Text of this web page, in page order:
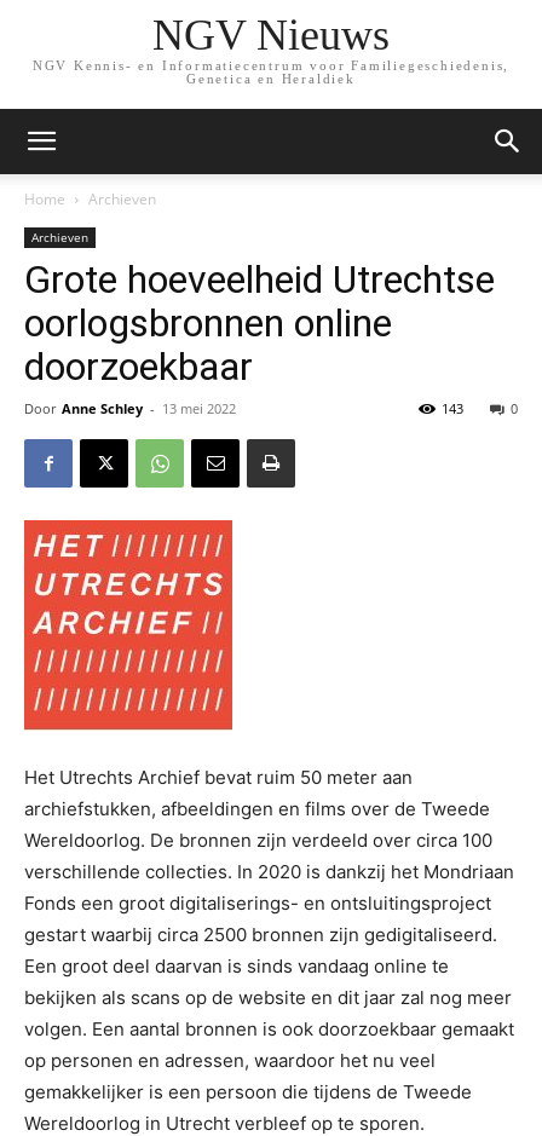
NGV Nieuws
NGV Kennis- en Informatiecentrum voor Familiegeschiedenis,
Genetica en Heraldiek
Home Archieven
Archieven
Grote hoeveelheid Utrechtse
oorlogsbronnen online
doorzoekbaar
Door Anne Schley - 13 mei 2022 0
143
Het Utrechts Archief bevat ruim 50 meter aan
archiefstukken, afbeeldingen en films over de Tweede
Wereldoorlog. De bronnen zijn verdeeld over circa 100
verschillende collecties. In 2020 is dankzij het Mondriaan
Fonds een groot digitaliserings- en ontsluitingsproject
gestart waarbij circa 2500 bronnen zijn gedigitaliseerd.
Een groot deel daarvan is sinds vandaag online te
bekijken als scans op de website en dit jaar zal nog meer
volgen. Een aantal bronnen is ook doorzoekbaar gemaakt
op personen en adressen, waardoor het nu veel
gemakkelijker is een persoon die tijdens de Tweede
Wereldoorlog in Utrecht verbleef op te sporen.